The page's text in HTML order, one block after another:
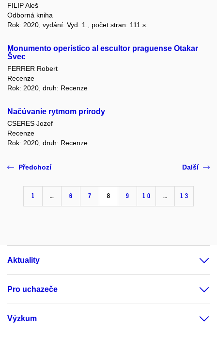
FILIP Aleš
Odborná kniha
Rok: 2020, vydání: Vyd. 1., počet stran: 111 s.
Monumento operístico al escultor praguense Otakar
Švec
FERRER Robert
Recenze
Rok: 2020, druh: Recenze
Načúvanie rytmom prírody
CSERES Jozef
Recenze
Rok: 2020, druh: Recenze
Předchozí
1 … 6 7 8 9 10 … 13
Další
Aktuality
Pro uchazeče
Výzkum